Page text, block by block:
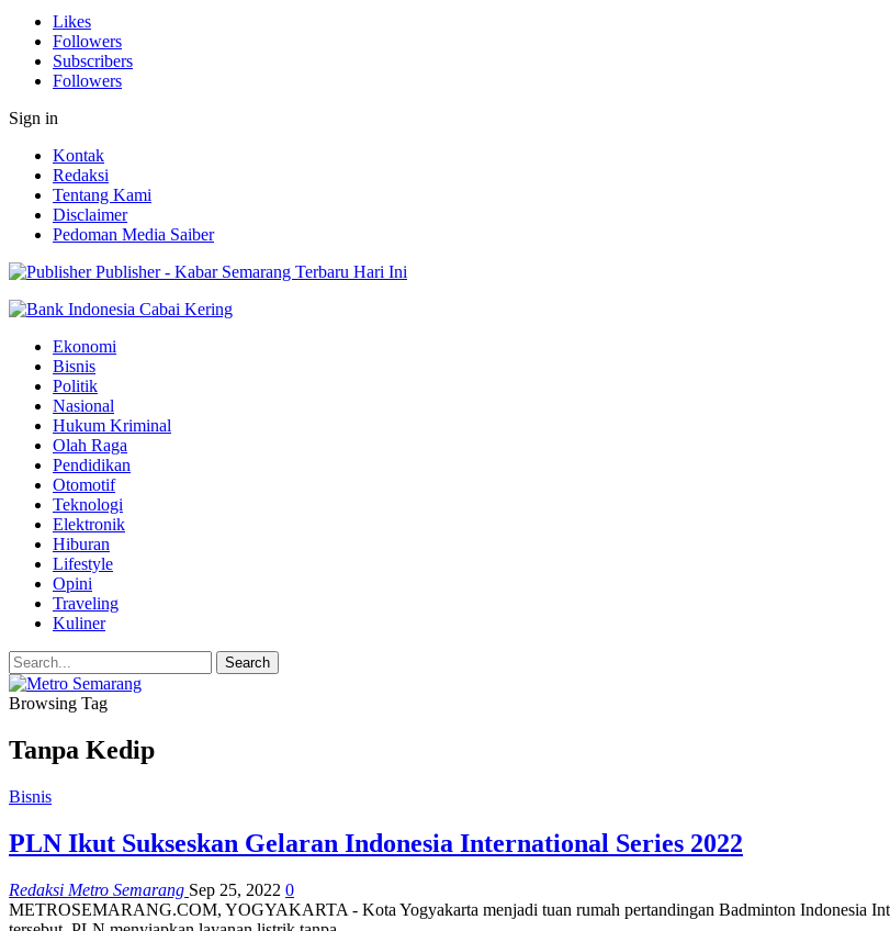
Likes
Followers
Subscribers
Followers
Sign in
Kontak
Redaksi
Tentang Kami
Disclaimer
Pedoman Media Saiber
Publisher - Kabar Semarang Terbaru Hari Ini
Ekonomi
Bisnis
Politik
Nasional
Hukum Kriminal
Olah Raga
Pendidikan
Otomotif
Teknologi
Elektronik
Hiburan
Lifestyle
Opini
Traveling
Kuliner
Browsing Tag
Tanpa Kedip
Bisnis
PLN Ikut Sukseskan Gelaran Indonesia International Series 2022
Redaksi Metro Semarang Sep 25, 2022 0
METROSEMARANG.COM, YOGYAKARTA - Kota Yogyakarta menjadi tuan rumah pertandingan Badminton Indonesia